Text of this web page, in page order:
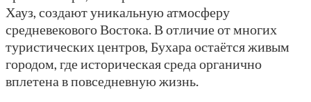
Хауз, создают уникальную атмосферу
средневекового Востока. В отличие от многих
туристических центров, Бухара остаётся живым
городом, где историческая среда органично
вплетена в повседневную жизнь.